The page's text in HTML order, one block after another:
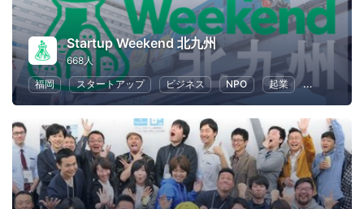
Startup Weekend 北九州
668人
福岡
スタートアップ ビジネス NPO 起業 教育